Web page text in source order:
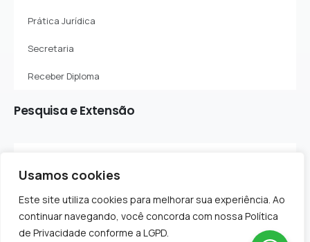
Usamos cookies
Este site utiliza cookies para melhorar sua experiência. Ao
continuar navegando, você concorda com nossa Política
de Privacidade conforme a LGPD.
Prática Jurídica
Secretaria
Receber Diploma
Pesquisa eExtensão
Projetos de Extensão